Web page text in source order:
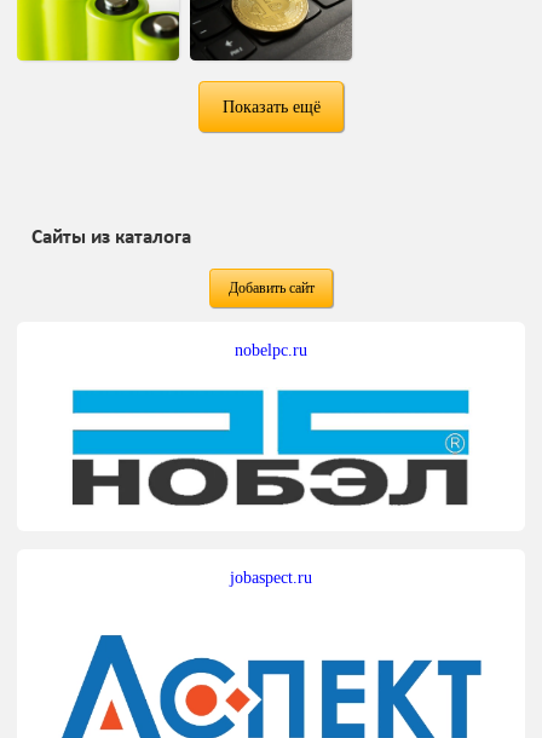
Показать ещё
Сайты из каталога
Добавить сайт
nobelpc.ru
jobaspect.ru